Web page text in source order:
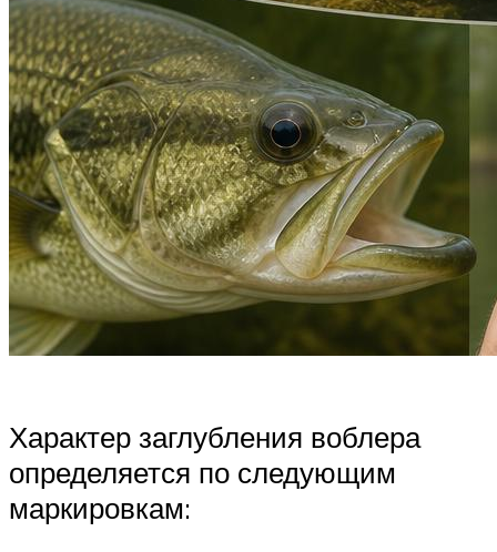
Характер заглубления воблера
определяется по следующим
маркировкам: